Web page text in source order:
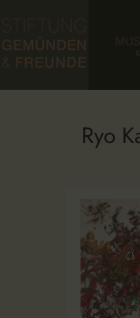
Ryo
HOME
MUSEUM
AGENDA
CONTACT